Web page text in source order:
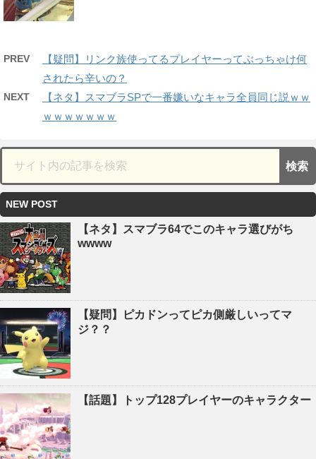
PREV
【疑問】リンク族使ってるプレイヤーってぶっちゃけ何
されたら辛いの？
NEXT
【ネタ】スマブラSPで一番嫌いなキャラ全員同じ説ｗｗ
ｗｗｗｗｗｗｗ
NEW POST
【ネタ】スマブラ64でこのキャラ選びがち
wwww
【疑問】ピカドンってピカ側厳しいってマ
ジ？？
【話題】トップ128プレイヤーのキャラクター